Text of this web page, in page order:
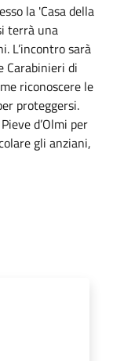
la 'Casa della
terrà una
L’incontro sarà
Carabinieri di
riconoscere le
proteggersi.
d’Olmi per
gli anziani,